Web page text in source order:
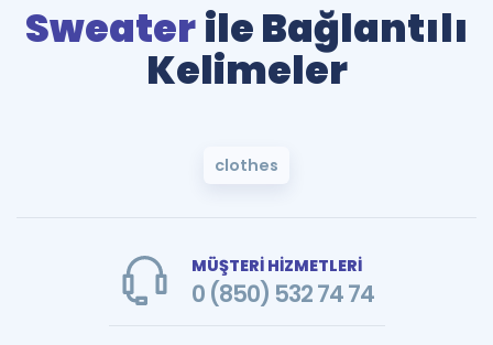
Sweaterile Bağlantılı
Kelimeler
clothes
MÜŞTERİ HİZMETLERİ
0 (850) 532 74 74